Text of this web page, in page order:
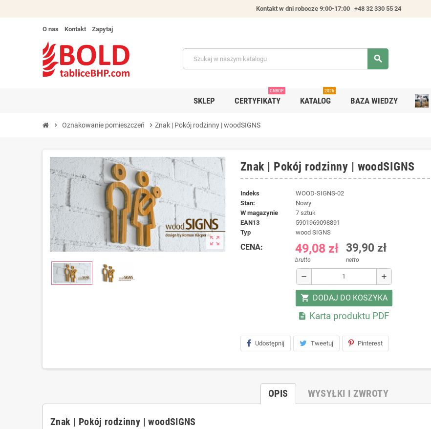
Kontakt w dni robocze 9:00-17:00 +48 32 330 55 24
O nas Kontakt Zapytaj
search
SKLEP CERTYFIKATY
CNBOP
KATALOG
2026
BAZA WIEDZY
chevron_right Oznakowanie pomieszczeń chevron_right Znak | Pokój rodzinny | woodSIGNS
zoom_out_map
Znak | Pokój rodzinny | woodSIGNS
Indeks
WOOD-SIGNS-02
Stan:
Nowy
W magazynie
7 sztuk
EAN13
5901969098891
typ
wood SIGNS
CENA: 49,08 zł
brutto
39,90 zł
netto
remove add
shopping_cart DODAJ DO KOSZYKA
 Karta produktu PDF
Udostępnij Tweetuj Pinterest
OPIS WYSYŁKI I ZWROTY
Znak | Pokój rodzinny | woodSIGNS